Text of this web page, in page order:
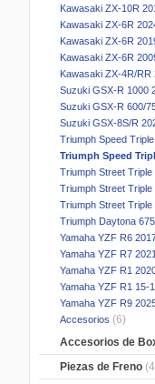
Kawasaki ZX-10R
Kawasaki ZX-6R
Kawasaki ZX-6R
Kawasaki ZX-6R
Kawasaki ZX-4R/RR
Suzuki GSX-R 1000
Suzuki GSX-R 600/
Suzuki GSX-8S/R
Triumph Speed
Triumph Speed
Triumph Street Triple
Triumph Street
Triumph Street Triple
Triumph Daytona
Yamaha YZF R6
Yamaha YZF R7
Yamaha YZF R1
Yamaha YZF R1 15-
Yamaha YZF R9
Accesorios (6)
Accesorios de
Piezas de Freno